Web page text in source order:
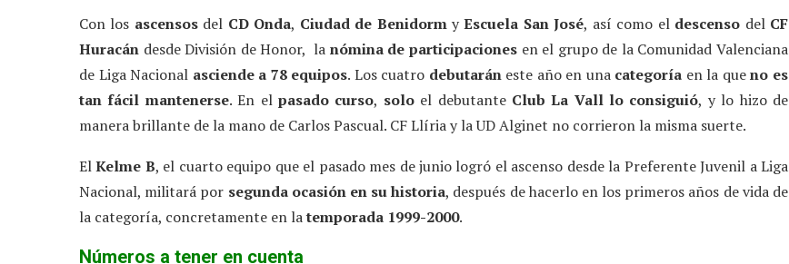
Con los ascensosdel CD Onda, Ciudad de BenidormyEscuela San José, así como el descenso del CF
Huracán desde División de Honor, la nómina de participaciones en el grupo de la Comunidad Valenciana
de Liga Nacional asciende a 78 equipos. Los cuatro debutaráneste año en una categoría en la queno es
tan fácil mantenerse. En el pasado curso, soloel debutante Club La Vall lo consiguió, y lo hizo de
manera brillante de la mano de Carlos Pascual. CF Llíria y la UD Alginet no corrieron la misma suerte.
ElKelme B, el cuarto equipo que el pasado mes de junio logró el ascenso desde la Preferente Juvenil a Liga
Nacional, militará por segunda ocasión en su historia, después de hacerlo en los primeros años de vida de
la categoría, concretamente en latemporada 1999-2000.
Números a tener en cuenta